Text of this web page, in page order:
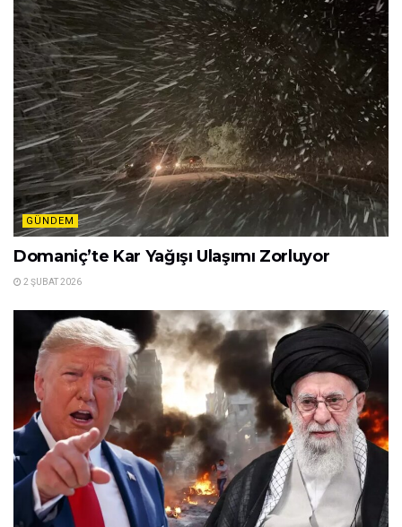
GÜNDEM
Domaniç’te Kar Yağışı Ulaşımı Zorluyor
2 ŞUBAT 2026